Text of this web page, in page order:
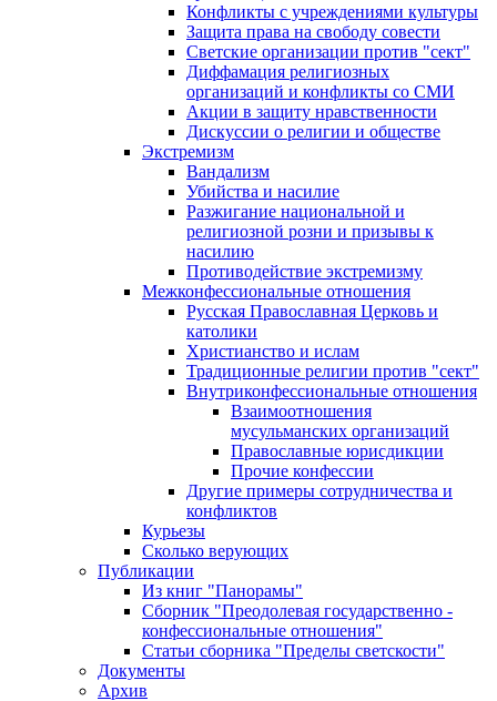
Конфликты с учреждениями культуры
Защита права на свободу совести
Светские организации против "сект"
Диффамация религиозных
организаций и конфликты со СМИ
Акции в защиту нравственности
Дискуссии о религии и обществе
Экстремизм
Вандализм
Убийства и насилие
Разжигание национальной и
религиозной розни и призывы к
насилию
Противодействие экстремизму
Межконфессиональные отношения
Русская Православная Церковь и
католики
Христианство и ислам
Традиционные религии против "сект"
Внутриконфессиональные отношения
Взаимоотношения
мусульманских организаций
Православные юрисдикции
Прочие конфессии
Другие примеры сотрудничества и
конфликтов
Курьезы
Сколько верующих
Публикации
Из книг "Панорамы"
Сборник "Преодолевая государственно -
конфессиональные отношения"
Статьи сборника "Пределы светскости"
Документы
Архив